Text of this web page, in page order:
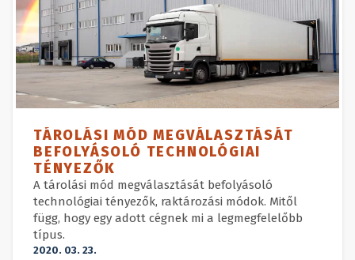
TÁROLÁSI MÓD MEGVÁLASZTÁSÁT
BEFOLYÁSOLÓ TECHNOLÓGIAI
TÉNYEZŐK
A tárolási mód megválasztását befolyásoló
technológiai tényezők, raktározási módok. Mitől
függ, hogy egy adott cégnek mi a legmegfelelőbb
típus.
2020. 03. 23.